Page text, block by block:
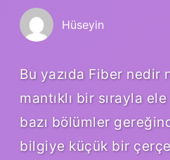
Hüseyin
Bu yazıda Fiber nedir
mantıklı bir sırayla
bazı bölümler
bilgiye küçük bir